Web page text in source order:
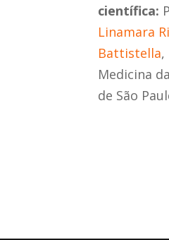
científica:
Linamara
Battistella,
Medicina
de São